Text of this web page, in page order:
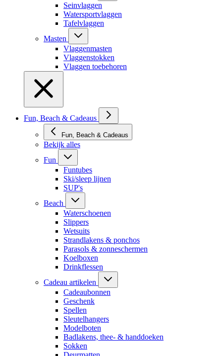
Seinvlaggen
Watersportvlaggen
Tafelvlaggen
Masten
Vlaggenmasten
Vlaggenstokken
Vlaggen toebehoren
Fun, Beach & Cadeaus
Fun, Beach & Cadeaus
Bekijk alles
Fun
Funtubes
Ski/sleep lijnen
SUP's
Beach
Waterschoenen
Slippers
Wetsuits
Strandlakens & ponchos
Parasols & zonneschermen
Koelboxen
Drinkflessen
Cadeau artikelen
Cadeaubonnen
Geschenk
Spellen
Sleutelhangers
Modelboten
Badlakens, thee- & handdoeken
Sokken